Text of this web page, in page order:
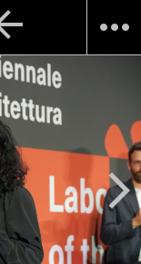
more_horiz
arrow_forward_ios